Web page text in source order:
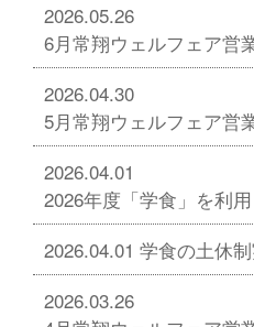
2026.05.26
6月常翔ウェルフェア営
2026.04.30
5月常翔ウェルフェア営
2026.04.01
2026年度「学食」を利
2026.04.01 学食の土休
2026.03.26